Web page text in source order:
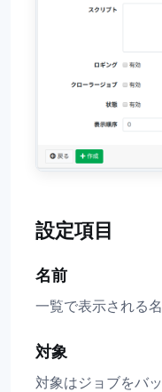
設定項目
名前
一覧で表示される名
対象
対象はジョブをバ